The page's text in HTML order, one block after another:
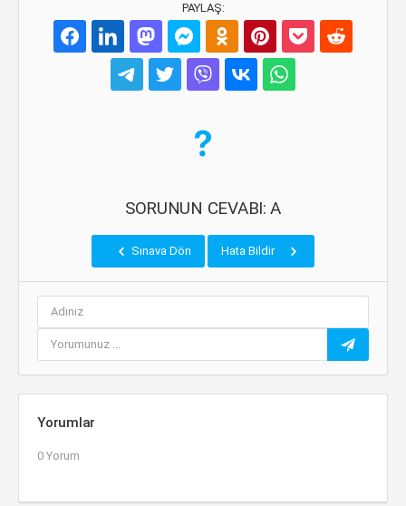
PAYLAŞ:
SORUNUN CEVABI: A
Sınava Dön Hata Bildir
Yorumlar
0 Yorum